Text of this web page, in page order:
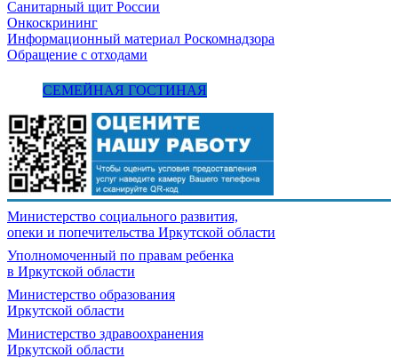
Санитарный щит России
Онкоскрининг
Информационный материал Роскомнадзора
Обращение с отходами
СЕМЕЙНАЯ ГОСТИНАЯ
Министерство социального развития,
опеки и попечительства Иркутской области
Уполномоченный по правам ребенка
в Иркутской области
Министерство образования
Иркутской области
Министерство здравоохранения
Иркутской области